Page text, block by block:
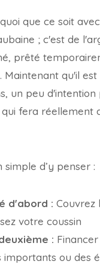
que ce soit
; c'est de
prêté
Maintenant qu'il
un peu
fera réellement
simple d’y penser :
d'abord : Couvrez
votre coussin
:
importants ou des